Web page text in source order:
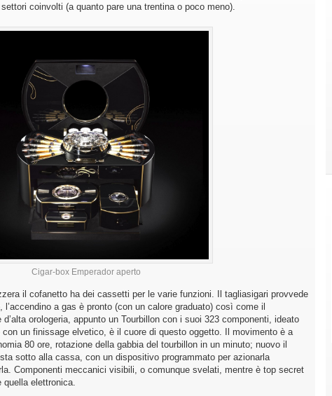
coinvolti (a quanto pare una trentina o poco meno).
Cigar-box Emperador aperto
il cofanetto ha dei cassetti per le varie funzioni. Il tagliasigari provvede
l’accendino a gas è pronto (con un calore graduato) così come il
orologeria, appunto un Tourbillon con i suoi 323 componenti, ideato
con un finissage elvetico, è il cuore di questo oggetto. Il movimento è a
80 ore, rotazione della gabbia del tourbillon in un minuto; nuovo il
sotto alla cassa, con un dispositivo programmato per azionarla
Componenti meccanici visibili, o comunque svelati, mentre è top secret
elettronica.